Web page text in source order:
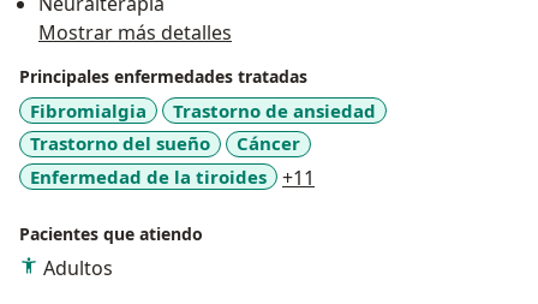
Mostrar más detalles
Principales enfermedades tratadas
Fibromialgia
Trastorno de ansiedad
Trastorno del sueño
Cáncer
Enfermedad de la tiroides
+11
Pacientes que atiendo
Adultos